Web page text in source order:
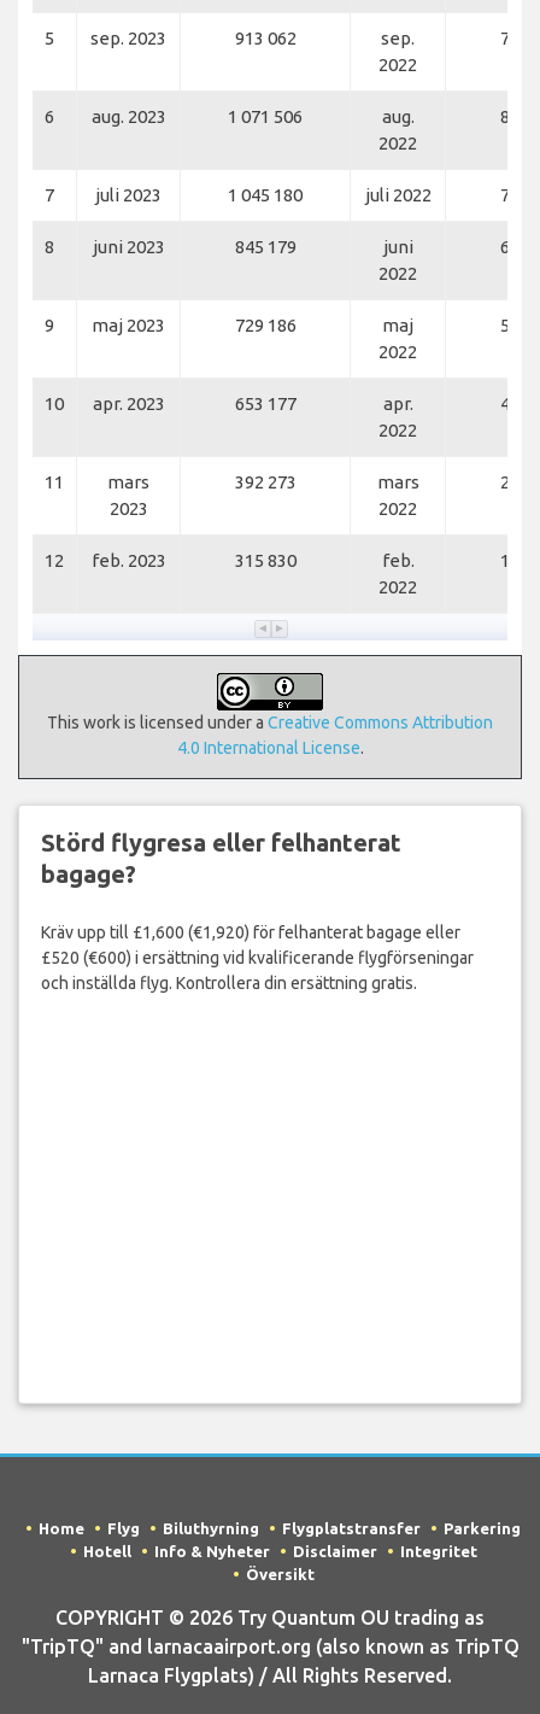
5 sep. 2023 913 062
sep.
2022
728
6 aug. 2023 1 071 506
aug.
2022
850
7 juli 2023 1 045 180 juli 2022 792
8 juni 2023 845 179
juni
2022
650
9 maj 2023 729 186
maj
2022
559
10 apr. 2023 653 177
apr.
2022
437
11
mars
2023
392 273
mars
2022
229
12 feb. 2023 315 830
feb.
2022
148
This work is licensed under a Creative Commons Attribution
4.0 International License.
Störd flygresa eller felhanterat
bagage?
Kräv upp till £1,600 (€1,920) för felhanterat bagage eller
£520 (€600) i ersättning vid kvalificerande flygförseningar
och inställda flyg. Kontrollera din ersättning gratis.
Home Flyg Biluthyrning Flygplatstransfer
Parkering
Hotell
Info & Nyheter Disclaimer
Integritet
Översikt
COPYRIGHT © 2026 Try Quantum OU trading as
"TripTQ" and larnacaairport.org (also known as TripTQ
Larnaca Flygplats) / All Rights Reserved.